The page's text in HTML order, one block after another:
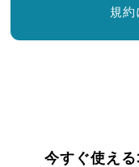
ます。会員登録手
定の入力フォーム
規約
今すぐ使え